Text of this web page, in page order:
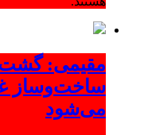
مقیمی:
ساخت‌وساز
می‌شود